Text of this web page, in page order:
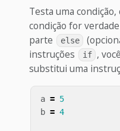
Testa uma
condição for
parte
else
instruções
if ,
substitui uma
a = 5
b = 4